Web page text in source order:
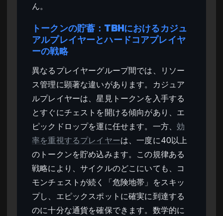
ん。
トークンの貯蓄：TBHにおけるカジュ
アルプレイヤーとハードコアプレイヤ
ーの戦略
異なるプレイヤーグループ間では、リソー
ス管理に顕著な違いがあります。カジュア
ルプレイヤーは、星見トークンを入手する
とすぐにチェストを開ける傾向があり、エ
ピックドロップを運に任せます。一方、効
率を重視するプレイヤーは、一度に40以上
のトークンを貯め込みます。この規律ある
戦略により、サイクルのどこにいても、コ
モンチェストが続く「危険地帯」をスキッ
プし、エピックスポットに確実に到達する
のに十分な通貨を確保できます。数学的に